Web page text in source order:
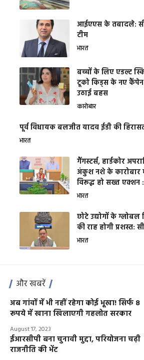
आईएएस के तबादले:
टीम
भारत
बच्चों के लिए एडल्ट
टूको किड्स के नए
उठाई बहस
कारोबार
पूर्व विधायक बलजीत यादव ईडी की
भारत
गैंगस्टर्स, हार्डकोर
अंकुश नशे के कारोबार
विरूद्ध हो सख्त एक्शन
भारत
छोटे उद्योगों के
की राह होगी प्रशस्त:
भारत
और खबरें
अब गांवों में भी नहीं रहेगा कोई भूखा! सिर्फ 8
रूपये में खाना खिलाएगी गहलोत सरकार
August 17, 2023
ईआरसीपी बना चुनावी मुद्दा, परियोजना चढ़ी
राजनीति की भेंट